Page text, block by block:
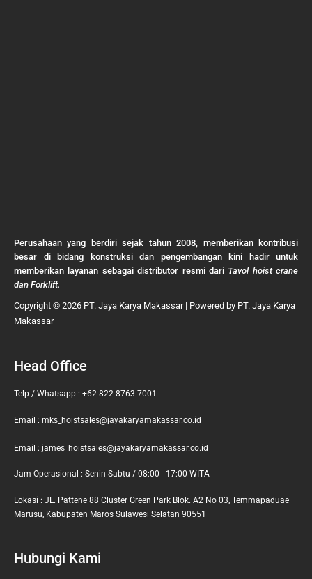
Perusahaan yang berdiri sejak tahun 2008, memberikan kontribusi
besar di bidang konstruksi dan pengembangan kini hadir untuk
memberikan layanan sebagai distributor resmi dari Tavol hoist crane
dan Forklift.
Copyright © 2026 PT. Jaya Karya Makassar | Powered by PT. Jaya Karya
Makassar
Head Office
Telp / Whatsapp : +62 822-8763-7001
Email : mks_hoistsales@jayakaryamakassar.co.id
Email : james_hoistsales@jayakaryamakassar.co.id
Jam Operasional : Senin-Sabtu / 08:00 - 17:00 WITA
Lokasi : JL. Pattene 88 Cluster Green Park Blok. A2 No 03, Temmapaduae
Marusu, Kabupaten Maros Sulawesi Selatan 90551
Hubungi Kami